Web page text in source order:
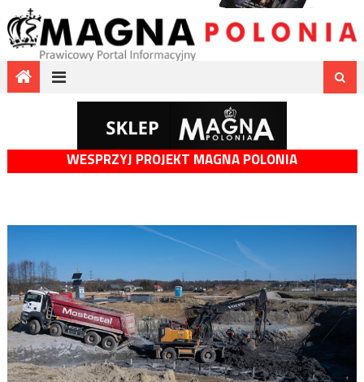
WESPRZYJ PROJEKT MAGNA POLONIA